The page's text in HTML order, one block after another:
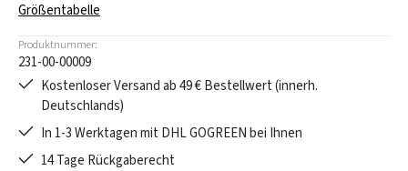
Größentabelle
Produktnummer:
231-00-00009
Kostenloser Versand ab 49 € Bestellwert (innerh.
Deutschlands)
In 1-3 Werktagen mit DHL GOGREEN bei Ihnen
14 Tage Rückgaberecht